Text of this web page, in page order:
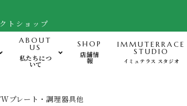
トショップ
ABOUT
US
私たちにつ
いて
SHOP
店舗情
報
IMMUTERRACE
STUDIO
イミュテラス スタジオ
プレート・調理器具他